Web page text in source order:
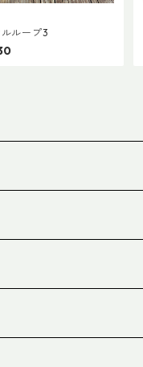
ルループ3